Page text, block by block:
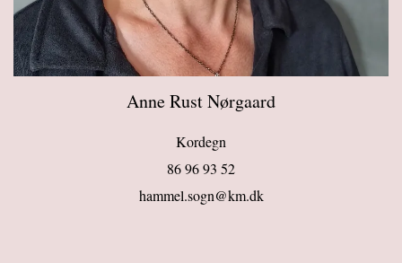
Anne Rust Nørgaard
Kordegn
86 96 93 52
hammel.sogn@km.dk